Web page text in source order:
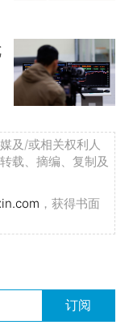
及/或相关权利人
载、摘编、复制及
，获得书面
订阅